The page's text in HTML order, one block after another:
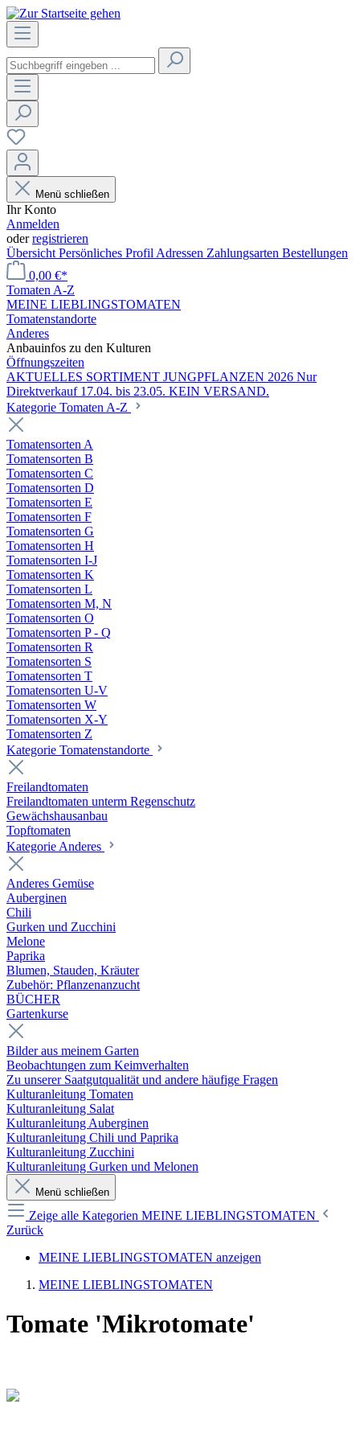
Menü schließen
Ihr Konto
Anmelden
oderregistrieren
Übersicht Persönliches Profil Adressen Zahlungsarten Bestellungen
0,00 €*
Tomaten A-Z
MEINE LIEBLINGSTOMATEN
Tomatenstandorte
Anderes
Anbauinfos zu den Kulturen
Öffnungszeiten
AKTUELLES SORTIMENT JUNGPFLANZEN 2026 Nur
Direktverkauf 17.04. bis 23.05. KEIN VERSAND.
Kategorie Tomaten A-Z
Tomatensorten A
Tomatensorten B
Tomatensorten C
Tomatensorten D
Tomatensorten E
Tomatensorten F
Tomatensorten G
Tomatensorten H
Tomatensorten I-J
Tomatensorten K
Tomatensorten L
Tomatensorten M, N
Tomatensorten O
Tomatensorten P - Q
Tomatensorten R
Tomatensorten S
Tomatensorten T
Tomatensorten U-V
Tomatensorten W
Tomatensorten X-Y
Tomatensorten Z
Kategorie Tomatenstandorte
Freilandtomaten
Freilandtomaten unterm Regenschutz
Gewächshausanbau
Topftomaten
Kategorie Anderes
Anderes Gemüse
Auberginen
Chili
Gurken und Zucchini
Melone
Paprika
Blumen, Stauden, Kräuter
Zubehör: Pflanzenanzucht
BÜCHER
Gartenkurse
Bilder aus meinem Garten
Beobachtungen zum Keimverhalten
Zu unserer Saatgutqualität und andere häufige Fragen
Kulturanleitung Tomaten
Kulturanleitung Salat
Kulturanleitung Auberginen
Kulturanleitung Chili und Paprika
Kulturanleitung Zucchini
Kulturanleitung Gurken und Melonen
Menü schließen
Zeige alle Kategorien MEINE LIEBLINGSTOMATEN
Zurück
MEINE LIEBLINGSTOMATEN anzeigen
MEINE LIEBLINGSTOMATEN
Tomate 'Mikrotomate'